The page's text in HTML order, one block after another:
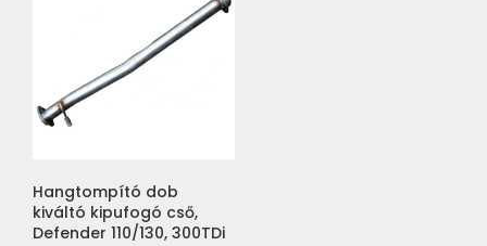
Hangtompító dob
kiváltó kipufogó cső,
Defender 110/130, 300TDi